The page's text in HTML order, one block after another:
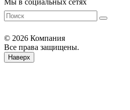
Мы в социальных сетях
© 2026 Компания
Все права защищены.
Наверх